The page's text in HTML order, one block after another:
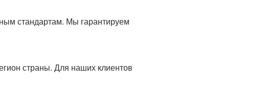
стандартам. Мы гарантируем
страны. Для наших клиентов